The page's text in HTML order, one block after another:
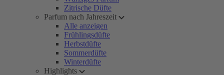
Zitrische Düfte
Parfum nach Jahreszeit
Alle anzeigen
Frühlingsdüfte
Herbstdüfte
Sommerdüfte
Winterdüfte
Highlights